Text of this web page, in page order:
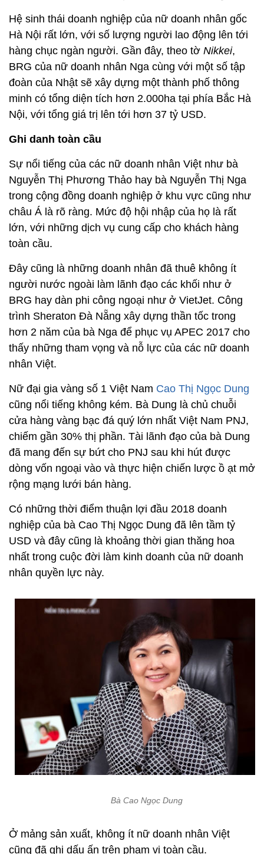
Hệ sinh thái doanh nghiệp của nữ doanh nhân gốc
Hà Nội rất lớn, với số lượng người lao động lên tới
hàng chục ngàn người. Gần đây, theo tờ Nikkei,
BRG của nữ doanh nhân Nga cùng với một số tập
đoàn của Nhật sẽ xây dựng một thành phố thông
minh có tổng diện tích hơn 2.000ha tại phía Bắc Hà
Nội, với tổng giá trị lên tới hơn 37 tỷ USD.
Ghi danh toàn cầu
Sự nổi tiếng của các nữ doanh nhân Việt như bà
Nguyễn Thị Phương Thảo hay bà Nguyễn Thị Nga
trong cộng đồng doanh nghiệp ở khu vực cũng như
châu Á là rõ ràng. Mức độ hội nhập của họ là rất
lớn, với những dịch vụ cung cấp cho khách hàng
toàn cầu.
Đây cũng là những doanh nhân đã thuê không ít
người nước ngoài làm lãnh đạo các khối như ở
BRG hay dàn phi công ngoại như ở VietJet. Công
trình Sheraton Đà Nẵng xây dựng thần tốc trong
hơn 2 năm của bà Nga để phục vụ APEC 2017 cho
thấy những tham vọng và nỗ lực của các nữ doanh
nhân Việt.
Nữ đại gia vàng số 1 Việt Nam Cao Thị Ngọc Dung
cũng nổi tiếng không kém. Bà Dung là chủ chuỗi
cửa hàng vàng bạc đá quý lớn nhất Việt Nam PNJ,
chiếm gần 30% thị phần. Tài lãnh đạo của bà Dung
đã mang đến sự bứt cho PNJ sau khi hút được
dòng vốn ngoại vào và thực hiện chiến lược ồ ạt mở
rộng mạng lưới bán hàng.
Có những thời điểm thuận lợi đầu 2018 doanh
nghiệp của bà Cao Thị Ngọc Dung đã lên tầm tỷ
USD và đây cũng là khoảng thời gian thăng hoa
nhất trong cuộc đời làm kinh doanh của nữ doanh
nhân quyền lực này.
Bà Cao Ngọc Dung
Ở mảng sản xuất, không ít nữ doanh nhân Việt
cũng đã ghi dấu ấn trên phạm vi toàn cầu.